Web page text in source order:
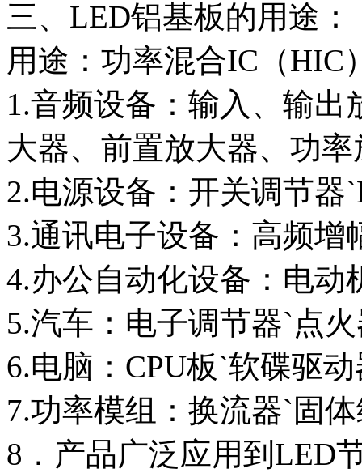
三、LED铝基板的用途：
用途：功率混合IC（HIC
1.音频设备：输入、输
大器、前置放大器、功
2.电源设备：开关调节器
3.通讯电子设备：高频增
4.办公自动化设备：电动
5.汽车：电子调节器`点
6.电脑：CPU板`软碟驱
7.功率模组：换流器`固
8．产品广泛应用到 LED